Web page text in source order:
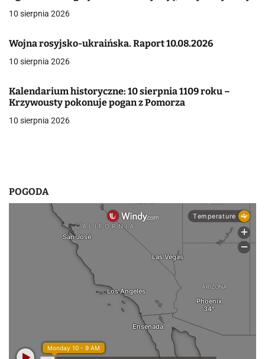
c
j
a
p
i
10 sierpnia 2026
Wojna rosyjsko-ukraińska. Raport 10.08.2026
10 sierpnia 2026
Kalendarium historyczne: 10 sierpnia 1109 roku –
Krzywousty pokonuje pogan z Pomorza
10 sierpnia 2026
POGODA